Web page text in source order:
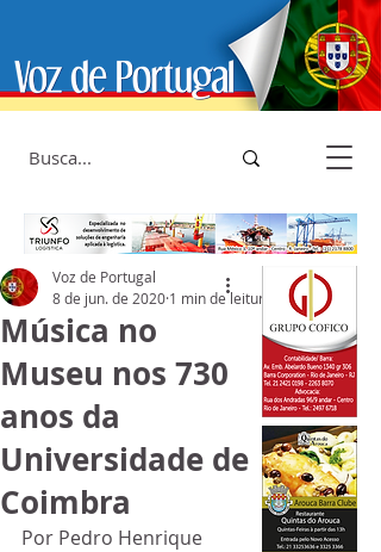
Música no
Museu nos 730
anos da
Universidade de
Coimbra
Voz de Portugal
8 de jun. de 2020 1 min de leitura
Por Pedro Henrique